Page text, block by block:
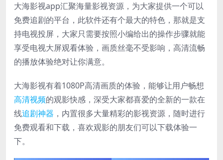
大海影视app汇聚海量影视资源，为大家提供一个可以
免费追剧的平台，此软件还有个最大的特色，那就是支
持电视投屏，大家只需要按照小编给出的操作步骤就能
享受电视大屏观看体验，画质丝毫不受影响，高清流畅
的播放体验绝对让你满意。
大海影视有着1080P高清画质的体验，能够让用户畅想
高清视频的观影快感，深受大家都喜爱的全新的一款在
线追剧神器 ，内置很多大量精彩的影视资源，随时进行
免费观看和下载，喜欢观影的朋友们可以下载体验一
下。